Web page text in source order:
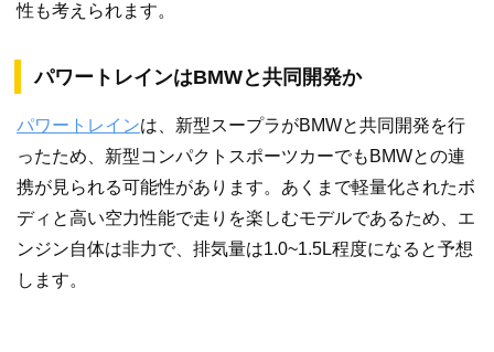
性も考えられます。
パワートレインはBMWと共同開発か
パワートレインは、新型スープラがBMWと共同開発を行
ったため、新型コンパクトスポーツカーでもBMWとの連
携が見られる可能性があります。あくまで軽量化されたボ
ディと高い空力性能で走りを楽しむモデルであるため、エ
ンジン自体は非力で、排気量は1.0~1.5L程度になると予想
します。